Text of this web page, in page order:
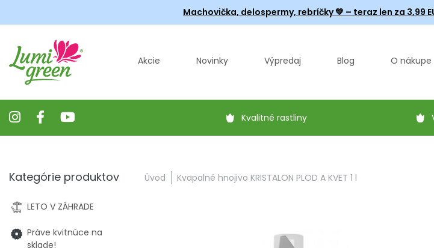
Machovička, delospermy, rebríčky💚 – teraz len za 3,99
Akcie Novinky Výpredaj Blog O nákupe
Kvalitné rastliny
Úvod Kvapalné hnojivo KRISTALON PLOD A KVET 1 l
Kategórie produktov
LETO V ZÁHRADE
Práve kvitnúce na
sklade!